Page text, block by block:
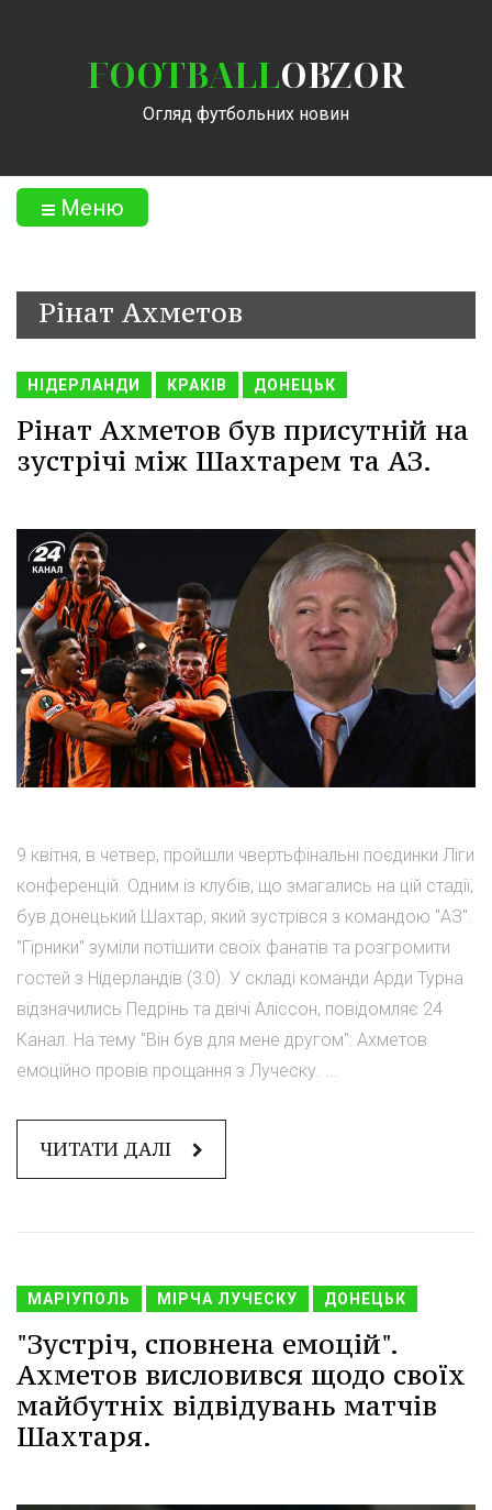
FOOTBALLOBZOR
Огляд футбольних новин
Меню
Рінат Ахметов
НІДЕРЛАНДИ КРАКІВ ДОНЕЦЬК
Рінат Ахметов був присутній на
зустрічі між Шахтарем та АЗ.
9 квітня, в четвер, пройшли чвертьфінальні поєдинки Ліги
конференцій. Одним із клубів, що змагались на цій стадії,
був донецький Шахтар, який зустрівся з командою "АЗ".
"Гірники" зуміли потішити своїх фанатів та розгромити
гостей з Нідерландів (3:0). У складі команди Арди Турна
відзначились Педрінь та двічі Аліссон, повідомляє 24
Канал. На тему "Він був для мене другом": Ахметов
емоційно провів прощання з Луческу. ...
ЧИТАТИ ДАЛІ
МАРІУПОЛЬ МІРЧА ЛУЧЕСКУ ДОНЕЦЬК
"Зустріч, сповнена емоцій".
Ахметов висловився щодо своїх
майбутніх відвідувань матчів
Шахтаря.